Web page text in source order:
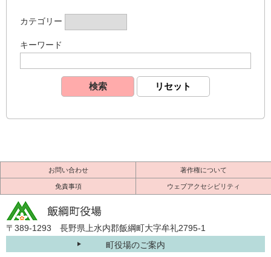
カテゴリー
キーワード
お問い合わせ 著作権について
免責事項 ウェブアクセシビリティ
〒389-1293 長野県上水内郡飯綱町大字牟礼2795-1
町役場のご案内